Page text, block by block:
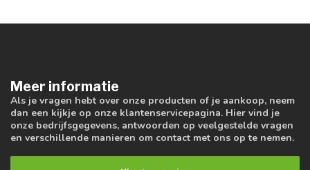
Meer informatie
Als je vragen hebt over onze producten of je aankoop, neem
dan een kijkje op onze klantenservicepagina. Hier vind je
onze bedrijfsgegevens, antwoorden op veelgestelde vragen
en verschillende manieren om contact met ons op te nemen.